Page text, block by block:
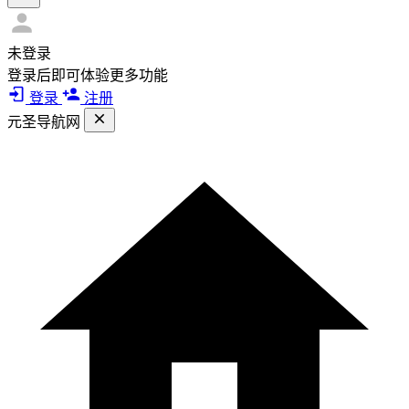
未登录
登录后即可体验更多功能
登录
注册
元圣导航网